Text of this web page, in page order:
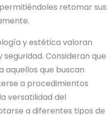
retomar sus
y estética valoran
Consideran que
aquellos que buscan
a procedimientos
versatilidad del
a diferentes tipos de